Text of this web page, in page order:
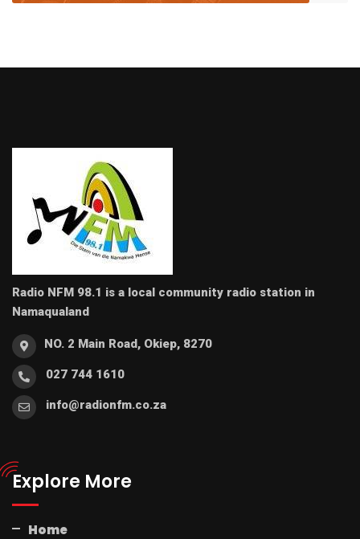
Radio NFM 98.1 is a local community radio station in
Namaqualand
NO. 2 Main Road, Okiep, 8270
027 744 1610
info@radionfm.co.za
Explore More
Home